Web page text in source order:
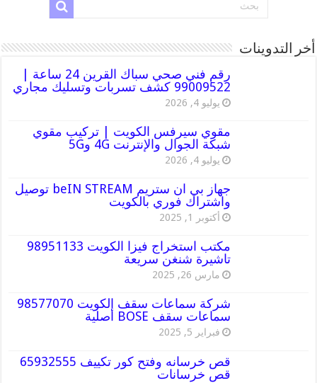
أخر التدوينات
رقم فني صحي سباك القرين 24 ساعة |
99009522 كشف تسربات وتسليك مجاري
يوليو 4, 2026
مقوي سيرفس الكويت | تركيب مقوي
شبكة الجوال والإنترنت 4G و5G
يوليو 4, 2026
جهاز بي ان ستريم beIN STREAM توصيل
واشتراك فوري بالكويت
أكتوبر 1, 2025
مكتب استخراج فيزا الكويت 98951133
تاشيرة شنغن سريعة
مارس 26, 2025
شركة سماعات سقف الكويت 98577070
سماعات سقف BOSE أصلية
فبراير 5, 2025
قص خرسانه وفتح كور تكييف 65932555
قص خرسانات